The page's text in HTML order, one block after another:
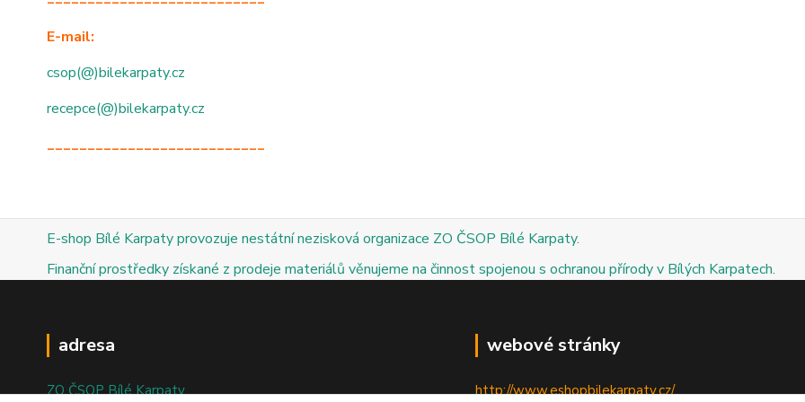
E-mail:
csop(@)bilekarpaty.cz
recepce(@)bilekarpaty.cz
___________________________
E-shop Bílé Karpaty provozuje nestátní nezisková organizace ZO ČSOP Bílé Karpaty.
Finanční prostředky získané z prodeje materiálů věnujeme na činnost spojenou s ochranou přírody v Bílých Karpatech.
adresa
ZO ČSOP Bílé Karpaty
webové stránky
http://www.eshopbilekarpaty.cz/